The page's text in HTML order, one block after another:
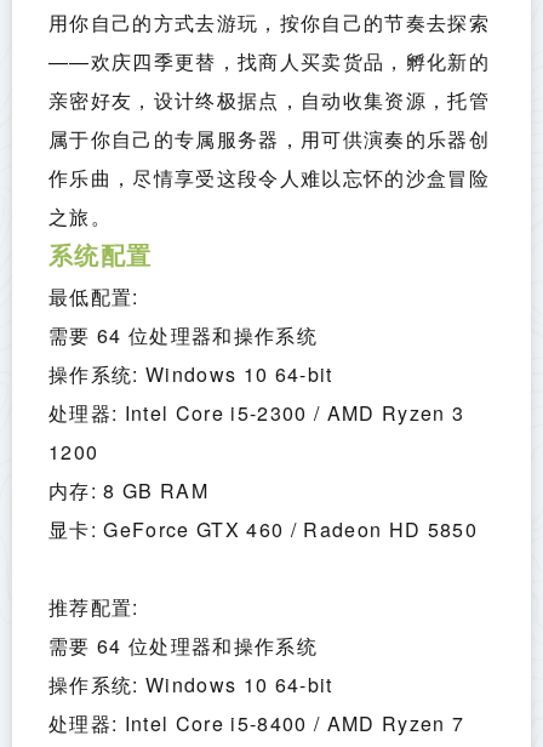
用你自己的方式去游玩，按你自己的节奏去探索
——欢庆四季更替，找商人买卖货品，孵化新的
亲密好友，设计终极据点，自动收集资源，托管
属于你自己的专属服务器，用可供演奏的乐器创
作乐曲，尽情享受这段令人难以忘怀的沙盒冒险
之旅。
系统配置
最低配置:
需要 64 位处理器和操作系统
操作系统: Windows 10 64-bit
处理器: Intel Core i5-2300 / AMD Ryzen 3
1200
内存: 8 GB RAM
显卡: GeForce GTX 460 / Radeon HD 5850
推荐配置:
需要 64 位处理器和操作系统
操作系统: Windows 10 64-bit
处理器: Intel Core i5-8400 / AMD Ryzen 7